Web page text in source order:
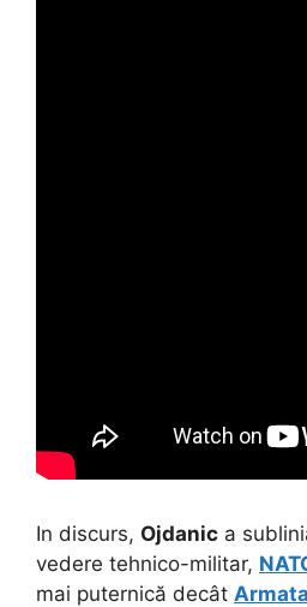
In discurs, Ojdanic a
vedere tehnico-militar,
mai puternică decât